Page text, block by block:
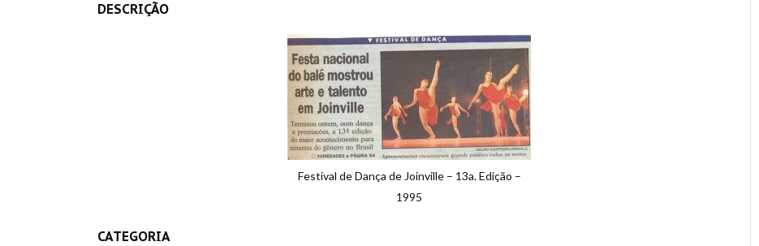
DESCRIÇÃO
Festival de Dança de Joinville – 13a. Edição –
1995
CATEGORIA